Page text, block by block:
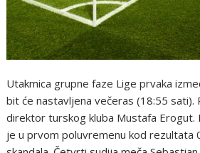
Utakmica grupne faze Lige prvaka
bit će nastavljena večeras (18:55
direktor turskog kluba Mustafa Erogut.
je u prvom poluvremenu kod rezultata